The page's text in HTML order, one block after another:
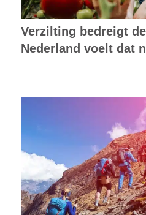
Verzilting bedreigt
Nederland voelt dat